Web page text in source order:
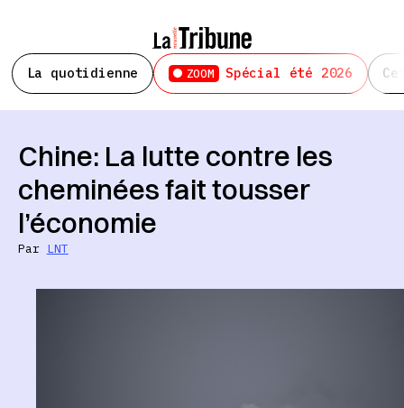
La quotidienne ZOOM Spécial été 2026
Chine: La lutte contre les
cheminées fait tousser
l’économie
Par LNT